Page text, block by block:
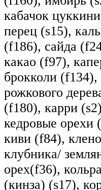
кабачок
перец (s15),
(f186), сайда
какао (f97),
брокколи
рожкового
(f180), карри
кедровые орехи
киви (f84),
клубника/
орех(f36),
(кинза) (s17),